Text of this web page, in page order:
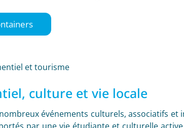
culture et vie locale
événements culturels, associatifs